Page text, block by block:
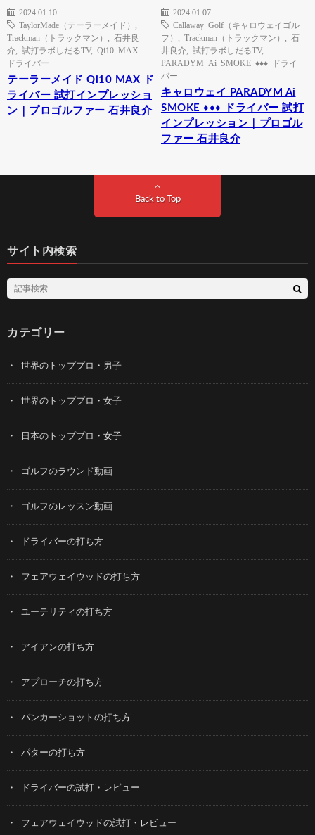
2024.01.10
TaylorMade（テーラーメイド）
Trackman（トラックマン）
石井良
介
試打ラボしだるTV, Qi10 MAX
ドライバー
テーラーメイド Qi10 MAX ド
ライバー 試打インプレッショ
ン｜プロゴルファー 石井良介
2024.01.07
Callaway Golf（キャロウェイゴル
フ）
Trackman（トラックマン）
石
井良介
試打ラボしだるTV,
PARADYM Ai SMOKE ♦♦♦ ドライ
バー
キャロウェイ PARADYM Ai
SMOKE ♦♦♦ ドライバー 試打
インプレッション｜プロゴル
ファー 石井良介
Back to Top
サイト内検索
カテゴリー
世界のトッププロ・男子
世界のトッププロ・女子
日本のトッププロ・女子
ゴルフのラウンド動画
ゴルフのレッスン動画
ドライバーの打ち方
フェアウェイウッドの打ち方
ユーテリティの打ち方
アイアンの打ち方
アプローチの打ち方
バンカーショットの打ち方
パターの打ち方
ドライバーの試打・レビュー
フェアウェイウッドの試打・レビュー